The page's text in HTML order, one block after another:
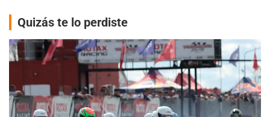
Quizás te lo perdiste